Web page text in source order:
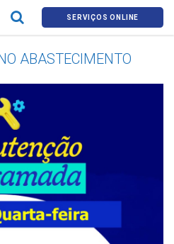
SERVIÇOS ONLINE
ABASTECIMENTO